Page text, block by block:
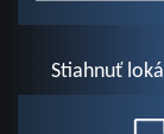
Stiahnuť